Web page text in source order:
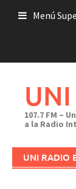
Menú
107.7 FM –
a la Radio
UNI RADIO